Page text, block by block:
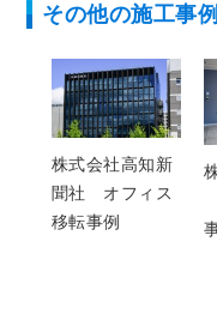
その他の施工事例
株式会社高知新
聞社 オフィス
移転事例